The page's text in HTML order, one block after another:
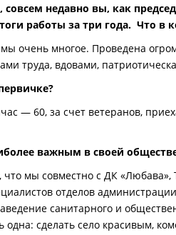
недавно вы, как
работы за три года. Что в
очень многое. Проведена
труда, вдовами,
— 60, за счет ветеранов,
важным в своей
мы совместно с ДК
отделов
санитарного и
одна: сделать село красивым,